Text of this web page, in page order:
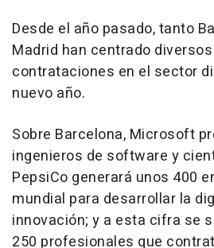
Desde el año pasado, tanto
Madrid han centrado
contrataciones en el sector
nuevo año.
Sobre Barcelona, Microsoft
ingenieros de software y
PepsiCo generará unos 400
mundial para desarrollar la
innovación; y a esta cifra se
250 profesionales que